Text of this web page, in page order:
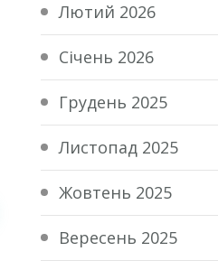
Лютий 2026
Січень 2026
Грудень 2025
Листопад 2025
Жовтень 2025
Вересень 2025